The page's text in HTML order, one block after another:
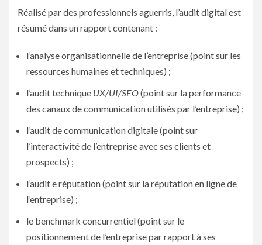
Réalisé par des professionnels aguerris, l’audit digital est
résumé dans un rapport contenant :
l’analyse organisationnelle de l’entreprise (point sur les
ressources humaines et techniques) ;
l’audit technique UX/UI/SEO(point sur la performance
des canaux de communication utilisés par l’entreprise) ;
l’audit de communication digitale (point sur
l’interactivité de l’entreprise avec ses clients et
prospects) ;
l’audit e réputation (point sur la réputation en ligne de
l’entreprise) ;
le benchmark concurrentiel (point sur le
positionnement de l’entreprise par rapport à ses